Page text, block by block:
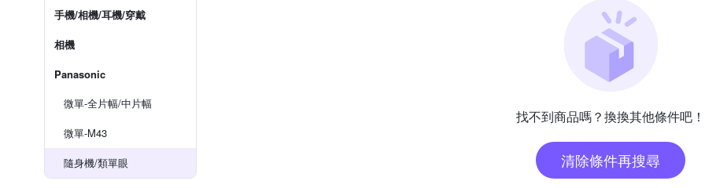
手機/相機/耳機/穿戴
相機
Panasonic
微單-全片幅/中片幅
微單-M43
隨身機/類單眼
找不到商品嗎？換換其他條件吧！
清除條件再搜尋